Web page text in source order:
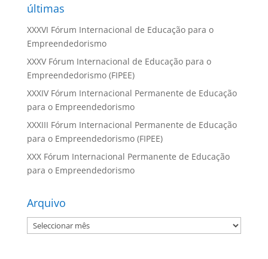
últimas
XXXVI Fórum Internacional de Educação para o
Empreendedorismo
XXXV Fórum Internacional de Educação para o
Empreendedorismo (FIPEE)
XXXIV Fórum Internacional Permanente de Educação
para o Empreendedorismo
XXXIII Fórum Internacional Permanente de Educação
para o Empreendedorismo (FIPEE)
XXX Fórum Internacional Permanente de Educação
para o Empreendedorismo
Arquivo
Arquivo